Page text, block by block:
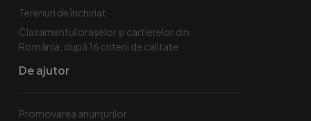
Terenuri de închiriat
Clasamentul orașelor și cartierelor din
România, după 16 criterii de calitate
De ajutor
Promovarea anunțurilor